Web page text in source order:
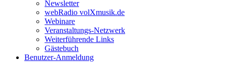
Newsletter
webRadio volXmusik.de
Webinare
Veranstaltungs-Netzwerk
Weiterführende Links
Gästebuch
Benutzer-Anmeldung